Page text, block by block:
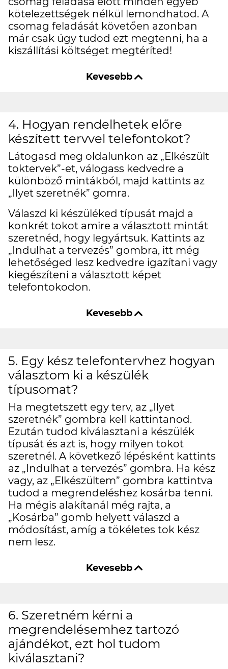
kötelezettségek nélkül lemondhatod. A
csomag feladását követően azonban
már csak úgy tudod ezt megtenni, ha a
kiszállítási költséget megtéríted!
4. Hogyan rendelhetek előre
készített tervvel telefontokot?
Látogasd meg oldalunkon az „Elkészült
toktervek”-et, válogass kedvedre a
különböző mintákból, majd kattints az
„Ilyet szeretnék” gomra.
Válaszd ki készüléked típusát majd a
konkrét tokot amire a választott mintát
szeretnéd, hogy legyártsuk. Kattints az
„Indulhat a tervezés” gombra, itt még
lehetőséged lesz kedvedre igazítani vagy
kiegészíteni a választott képet
telefontokodon.
5. Egy kész telefontervhez hogyan
választom ki a készülék
típusomat?
Ha megtetszett egy terv, az „Ilyet
szeretnék” gombra kell kattintanod.
Ezután tudod kiválasztani a készülék
típusát és azt is, hogy milyen tokot
szeretnél. A következő lépésként kattints
az „Indulhat a tervezés” gombra. Ha kész
vagy, az „Elkészültem” gombra kattintva
tudod a megrendeléshez kosárba tenni.
Ha mégis alakítanál még rajta, a
„Kosárba” gomb helyett válaszd a
módosítást, amíg a tökéletes tok kész
nem lesz.
6. Szeretném kérni a
megrendelésemhez tartozó
ajándékot, ezt hol tudom
kiválasztani?